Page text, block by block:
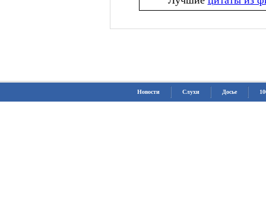
Новости Слухи Досье